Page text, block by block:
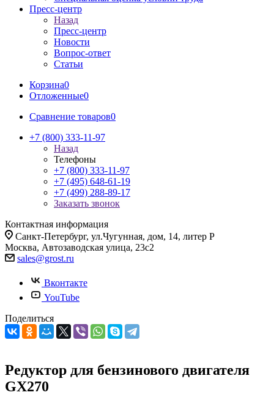
Пресс-центр
Назад
Пресс-центр
Новости
Вопрос-ответ
Статьи
Корзина0
Отложенные0
Сравнение товаров0
+7 (800) 333-11-97
Назад
Телефоны
+7 (800) 333-11-97
+7 (495) 648-61-19
+7 (499) 288-89-17
Заказать звонок
Контактная информация
Санкт-Петербург, ул.Чугунная, дом, 14, литер Р
Москва, Автозаводская улица, 23с2
sales@grost.ru
Вконтакте
YouTube
Поделиться
Редуктор для бензинового двигателя
GX270